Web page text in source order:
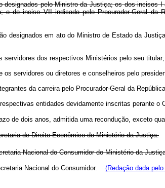
designados pelo Ministro da Justiça; os dos
o do inciso VII indicado pelo Procurador-Geral
designados em ato do Ministro de Estado da
servidores dos respectivos Ministérios pelo seu
os servidores ou diretores e conselheiros pelo
da carreira pelo Procurador-Geral da
entidades devidamente inscritas perante
de dois anos, admitida uma recondução, exceto
de Direito Econômico do Ministério da Justiça.
Nacional do Consumidor do Ministério da
Nacional do Consumidor. (Redação dada